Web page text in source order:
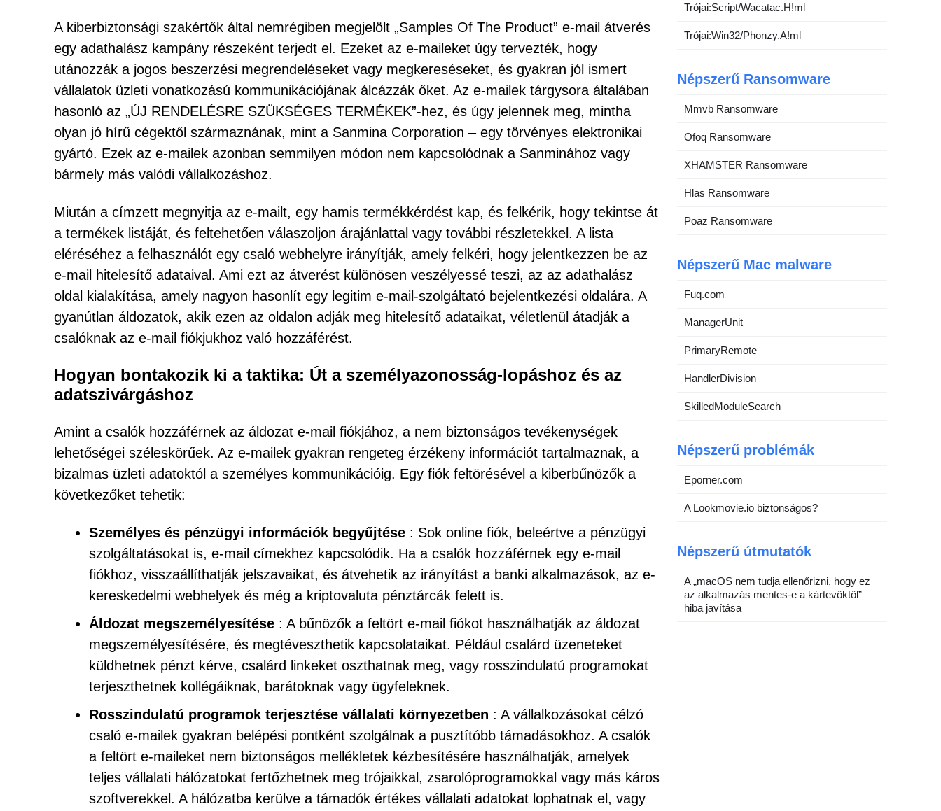
A kiberbiztonsági szakértők által nemrégiben megjelölt „Samples Of The Product” e-mail átverés
egy adathalász kampány részeként terjedt el. Ezeket az e-maileket úgy tervezték, hogy
utánozzák a jogos beszerzési megrendeléseket vagy megkereséseket, és gyakran jól ismert
vállalatok üzleti vonatkozású kommunikációjának álcázzák őket. Az e-mailek tárgysora általában
hasonló az „ÚJ RENDELÉSRE SZÜKSÉGES TERMÉKEK”-hez, és úgy jelennek meg, mintha
olyan jó hírű cégektől származnának, mint a Sanmina Corporation – egy törvényes elektronikai
gyártó. Ezek az e-mailek azonban semmilyen módon nem kapcsolódnak a Sanminához vagy
bármely más valódi vállalkozáshoz.
Miután a címzett megnyitja az e-mailt, egy hamis termékkérdést kap, és felkérik, hogy tekintse át
a termékek listáját, és feltehetően válaszoljon árajánlattal vagy további részletekkel. A lista
eléréséhez a felhasználót egy csaló webhelyre irányítják, amely felkéri, hogy jelentkezzen be az
e-mail hitelesítő adataival. Ami ezt az átverést különösen veszélyessé teszi, az az adathalász
oldal kialakítása, amely nagyon hasonlít egy legitim e-mail-szolgáltató bejelentkezési oldalára. A
gyanútlan áldozatok, akik ezen az oldalon adják meg hitelesítő adataikat, véletlenül átadják a
csalóknak az e-mail fiókjukhoz való hozzáférést.
Hogyan bontakozik ki a taktika: Út a személyazonosság-lopáshoz és az
adatszivárgáshoz
Amint a csalók hozzáférnek az áldozat e-mail fiókjához, a nem biztonságos tevékenységek
lehetőségei széleskörűek. Az e-mailek gyakran rengeteg érzékeny információt tartalmaznak, a
bizalmas üzleti adatoktól a személyes kommunikációig. Egy fiók feltörésével a kiberbűnözők a
következőket tehetik:
Személyes és pénzügyi információk begyűjtése : Sok online fiók, beleértve a pénzügyi
szolgáltatásokat is, e-mail címekhez kapcsolódik. Ha a csalók hozzáférnek egy e-mail
fiókhoz, visszaállíthatják jelszavaikat, és átvehetik az irányítást a banki alkalmazások, az e-
kereskedelmi webhelyek és még a kriptovaluta pénztárcák felett is.
Áldozat megszemélyesítése : A bűnözők a feltört e-mail fiókot használhatják az áldozat
megszemélyesítésére, és megtéveszthetik kapcsolataikat. Például csalárd üzeneteket
küldhetnek pénzt kérve, csalárd linkeket oszthatnak meg, vagy rosszindulatú programokat
terjeszthetnek kollégáiknak, barátoknak vagy ügyfeleknek.
Rosszindulatú programok terjesztése vállalati környezetben : A vállalkozásokat célzó
csaló e-mailek gyakran belépési pontként szolgálnak a pusztítóbb támadásokhoz. A csalók
a feltört e-maileket nem biztonságos mellékletek kézbesítésére használhatják, amelyek
teljes vállalati hálózatokat fertőzhetnek meg trójaikkal, zsarolóprogramokkal vagy más káros
szoftverekkel. A hálózatba kerülve a támadók értékes vállalati adatokat lophatnak el, vagy
Trójai:Script/Wacatac.H!ml
Trójai:Win32/Phonzy.A!ml
Népszerű Ransomware
Mmvb Ransomware
Ofoq Ransomware
XHAMSTER Ransomware
Hlas Ransomware
Poaz Ransomware
Népszerű Mac malware
Fuq.com
ManagerUnit
PrimaryRemote
HandlerDivision
SkilledModuleSearch
Népszerű problémák
Eporner.com
A Lookmovie.io biztonságos?
Népszerű útmutatók
A „macOS nem tudja ellenőrizni, hogy ez
az alkalmazás mentes-e a kártevőktől”
hiba javítása